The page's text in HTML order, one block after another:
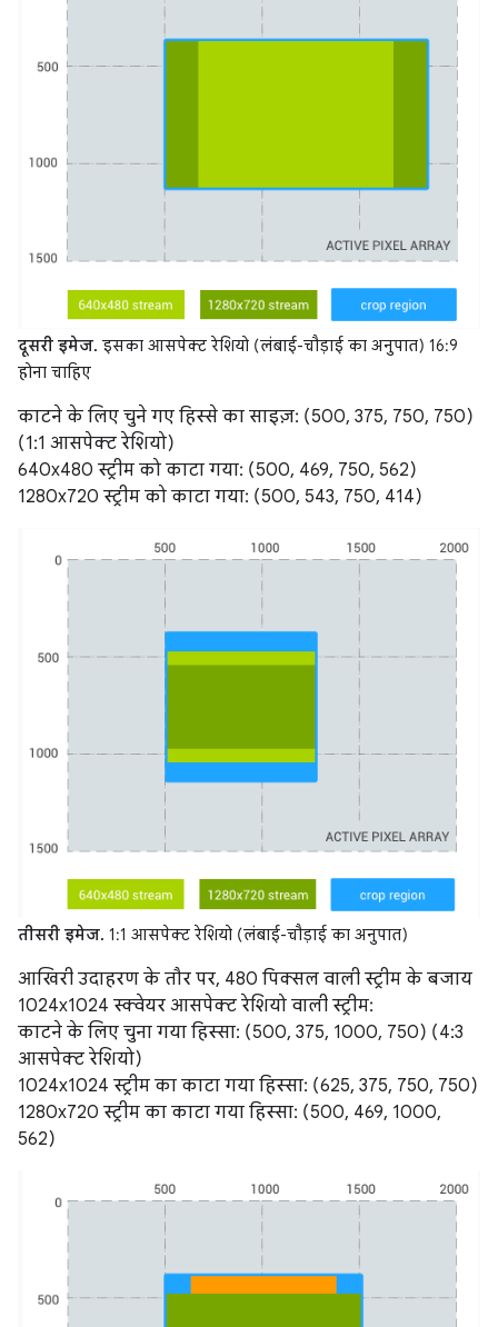
दूसरी इमेज. इसका आसपेक्ट रेशियो (लंबाई-चौड़ाई का अनुपात) 16:9
होना चाहिए
काटने के लिए चुने गए हिस्से का साइज़: (500, 375, 750, 750)
(1:1 आसपेक्ट रेशियो)
640x480 स्ट्रीम को काटा गया: (500, 469, 750, 562)
1280x720 स्ट्रीम को काटा गया: (500, 543, 750, 414)
तीसरी इमेज. 1:1 आसपेक्ट रेशियो (लंबाई-चौड़ाई का अनुपात)
आखिरी उदाहरण के तौर पर, 480 पिक्सल वाली स्ट्रीम के बजाय
1024x1024 स्क्वेयर आसपेक्ट रेशियो वाली स्ट्रीम:
काटने के लिए चुना गया हिस्सा: (500, 375, 1000, 750) (4:3
आसपेक्ट रेशियो)
1024x1024 स्ट्रीम का काटा गया हिस्सा: (625, 375, 750, 750)
1280x720 स्ट्रीम का काटा गया हिस्सा: (500, 469, 1000,
562)